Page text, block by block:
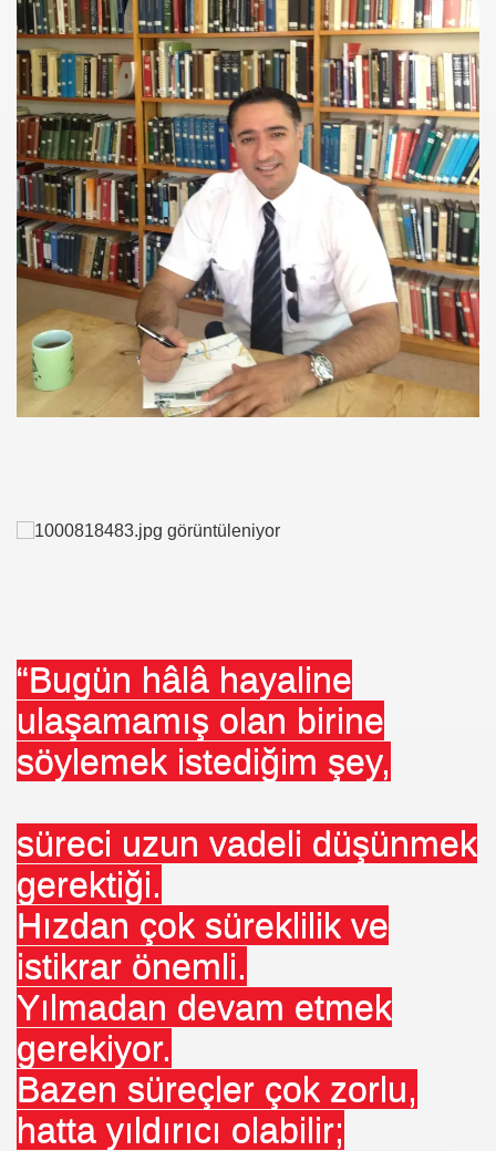
“Bugün hâlâ hayaline
ulaşamamış olan birine
söylemek istediğim şey,
süreci uzun vadeli düşünmek
gerektiği.
Hızdan çok süreklilik ve
istikrar önemli.
Yılmadan devam etmek
gerekiyor.
Bazen süreçler çok zorlu,
hatta yıldırıcı olabilir;